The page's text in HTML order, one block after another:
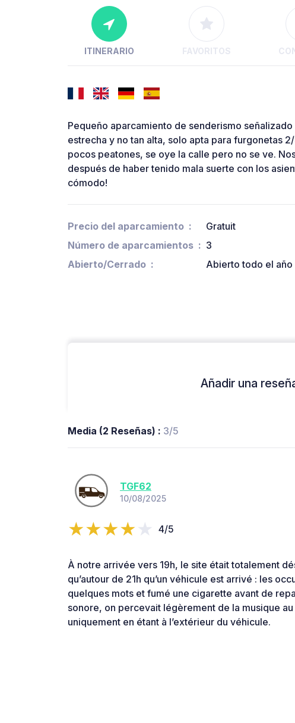
ITINERARIO FAVORITOS
Pequeño aparcamiento de senderismo
estrecha y no tan alta, solo apta para furgonetas
pocos peatones, se oye la calle pero no se ve.
después de haber tenido mala suerte con los
cómodo!
Precio del aparcamiento
Gratuit
Número de aparcamientos
3
Abierto/Cerrado
Abierto todo el año
Añadir una
Media (2 Reseñas) : 3/5
TGF62
10/08/2025
4/5
À notre arrivée vers 19h, le site était totalement
qu’autour de 21h qu’un véhicule est arrivé : les
quelques mots et fumé une cigarette avant de
sonore, on percevait légèrement de la musique
uniquement en étant à l’extérieur du véhicule.